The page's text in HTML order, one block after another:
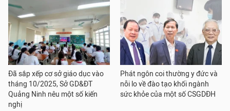
Đã sắp xếp cơ sở giáo dục vào
tháng 10/2025, Sở GD&ĐT
Quảng Ninh nêu một số kiến
nghị
Phát ngôn coi thường y đức và
nỗi lo về đào tạo khối ngành
sức khỏe của một số CSGDĐH